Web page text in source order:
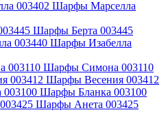
Шарфы Марселла
Шарфы Берта 003445
Шарфы Изабелла
Шарфы Симона 003110
Шарфы Весения 003412
Шарфы Бланка 003100
Шарфы Анета 003425